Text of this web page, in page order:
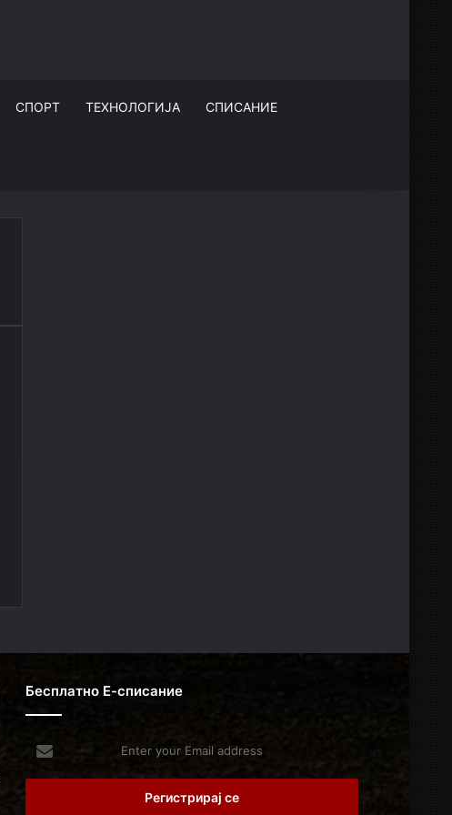
СПОРТ ТЕХНОЛОГИЈА СПИСАНИЕ
Бесплатно Е-списание
Enter
your
Email